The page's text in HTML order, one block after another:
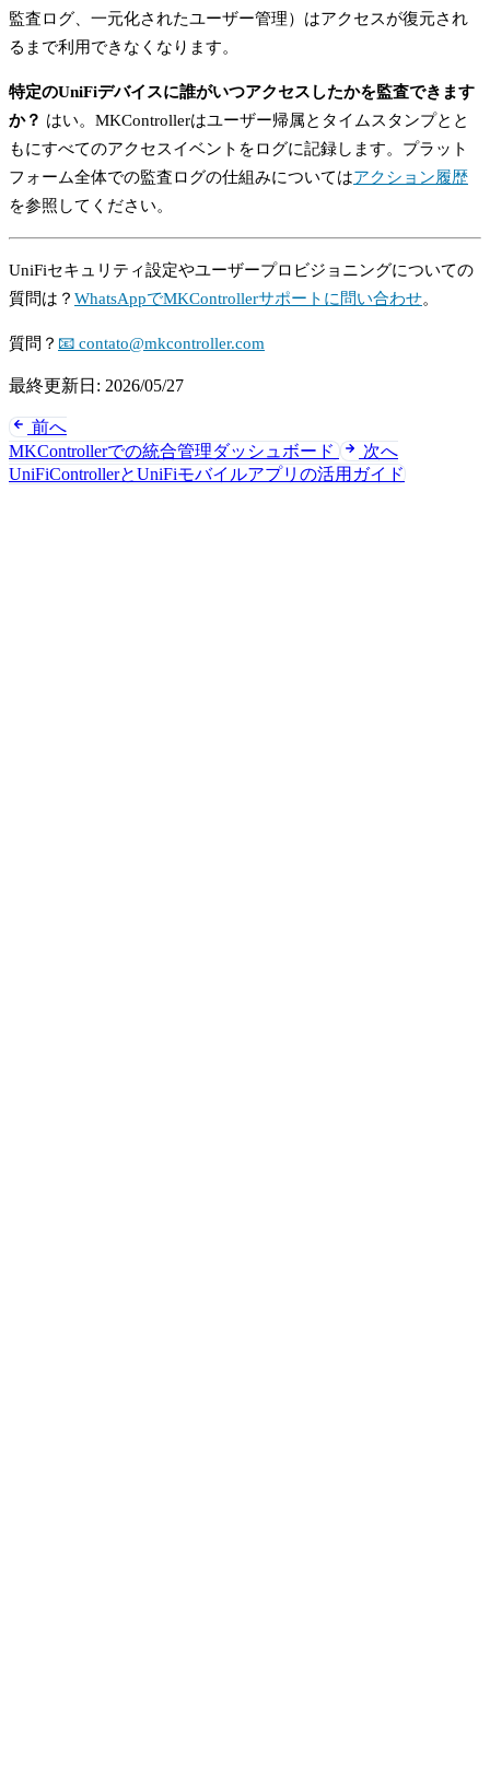
監査ログ、一元化されたユーザー管理）はアクセスが復元され
るまで利用できなくなります。
特定のUniFiデバイスに誰がいつアクセスしたかを監査できます
か？ はい。MKControllerはユーザー帰属とタイムスタンプとと
もにすべてのアクセスイベントをログに記録します。プラット
フォーム全体での監査ログの仕組みについてはアクション履歴
を参照してください。
UniFiセキュリティ設定やユーザープロビジョニングについての
質問は？ WhatsAppでMKControllerサポートに問い合わせ。
質問？ 📧 contato@mkcontroller.com
最終更新日: 2026/05/27
前へ
MKControllerでの統合管理ダッシュボード
次へ
UniFiControllerとUniFiモバイルアプリの活用ガイド